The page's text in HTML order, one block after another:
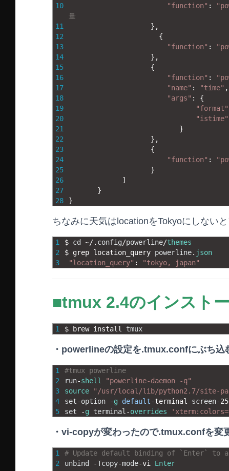
10
11
12
13
14
15
16
17
18
19
20
21
22
23
24
25
26
27
28
"function" :
量
} ,
{
"function" :
} ,
{
"function" :
"name" : "time" ,
"args" :
{
"format"
"istime"
}
} ,
{
"function" :
}
]
}
}
ちなみに天気はlocationをTokyoにしないと
1
2
3
$ cd ~/. config/powerline/themes
$ grep location_query powerline. json
"location_query" : "tokyo, japan"
■tmux 2.4のインスト
1 $ brew install tmux
・powerlineの設定を.tmux.confにぶち込
1
2
3
4
5
#tmux powerline
run-shell
"powerline-daemon -q"
source
"/usr/local/lib/python2.7/site-
set-option -g default-terminal screen-
set
-g terminal -overrides
・vi-copyが変わったので.tmux.confを変
1
2
# Update default binding of `Enter` to
unbind
-Tcopy-mode-vi Enter